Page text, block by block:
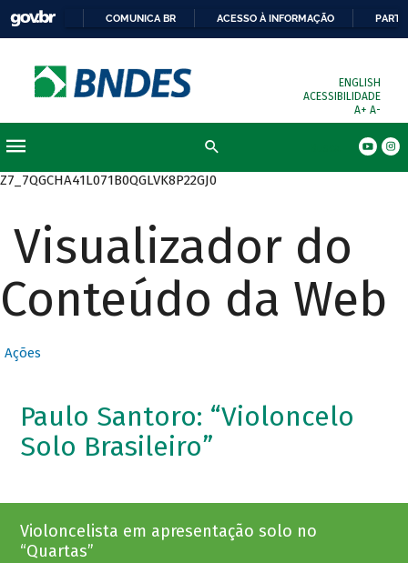
COMUNICA BR ACESSO À INFORMAÇÃO
ENGLISH
ACESSIBILIDADE
A+ A-
Z7_7QGCHA41L071B0QGLVK8P22GJ0
Visualizador do
Conteúdo da Web
Ações
Paulo Santoro: “Violoncelo
Solo Brasileiro”
Violoncelista em apresentação solo no
“Quartas”